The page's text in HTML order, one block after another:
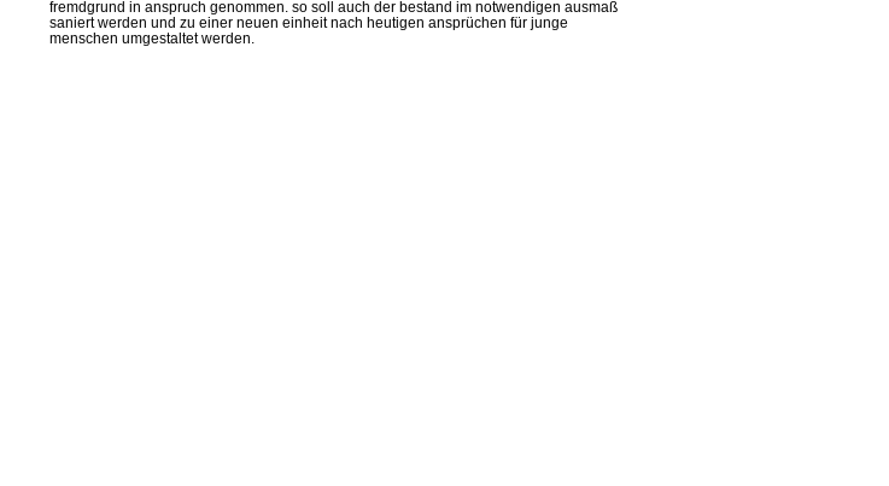
fremdgrund in anspruch genommen. so soll auch der bestand im notwendigen ausmaß
saniert werden und zu einer neuen einheit nach heutigen ansprüchen für junge
menschen umgestaltet werden.